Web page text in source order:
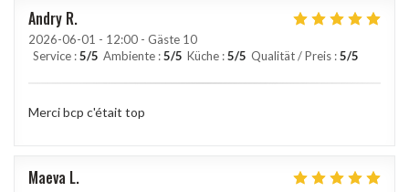
Andry R
2026-06-01 - 12:00 - Gäste 10
Service :5/5 Ambiente :5/5 Küche :5/5 Qualität / Preis :5/5
Merci bcp c'était top
Maeva L